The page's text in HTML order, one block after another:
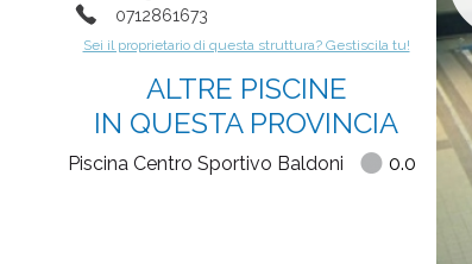
0712861673
Sei il proprietario di questa struttura? Gestiscila tu!
ALTRE PISCINE
IN QUESTA PROVINCIA
Piscina Centro Sportivo Baldoni 0.0